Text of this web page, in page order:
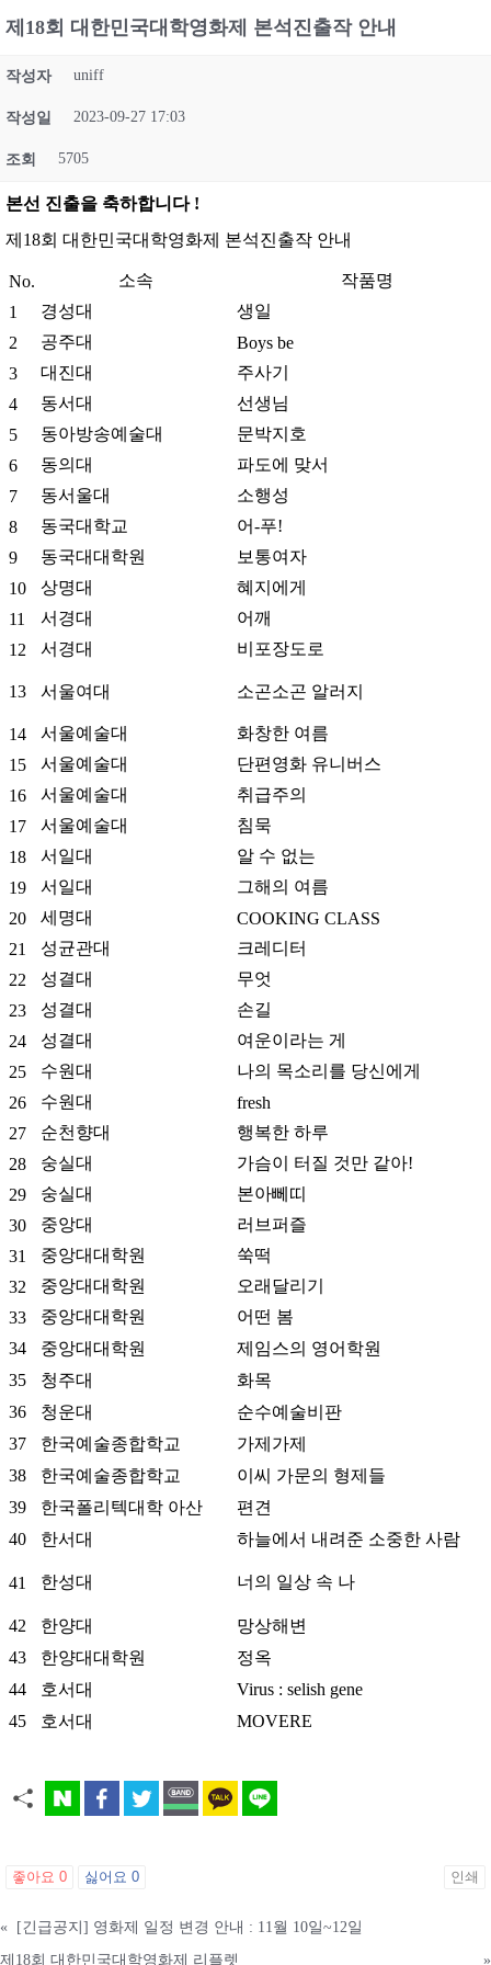
제18회 대한민국대학영화제 본석진출작 안내
작성자 uniff
작성일 2023-09-27 17:03
조회 5705
본선 진출을 축하합니다 !
제18회 대한민국대학영화제 본석진출작 안내
No. 소속
작품명
1
경성대
생일
2
공주대
Boys be
3
대진대
주사기
4
동서대
선생님
5
동아방송예술대
문박지호
6
동의대
파도에 맞서
7
동서울대
소행성
8
동국대학교
어-푸!
9
동국대대학원
보통여자
10
상명대
혜지에게
11
서경대
어깨
12
서경대 비포장도로
13 서울여대 소곤소곤 알러지
14 서울예술대
화창한 여름
15
서울예술대
단편영화 유니버스
16
서울예술대
취급주의
17
서울예술대
침묵
18
서일대
알 수 없는
19
서일대
그해의 여름
20
세명대
COOKING CLASS
21
성균관대
크레디터
22
성결대
무엇
23
성결대
손길
24
성결대
여운이라는 게
25
수원대
나의 목소리를 당신에게
26
수원대
fresh
27
순천향대
행복한 하루
28
숭실대
가슴이 터질 것만 같아!
29
숭실대
본아뻬띠
30
중앙대
러브퍼즐
31
중앙대대학원
쑥떡
32
중앙대대학원
오래달리기
33
중앙대대학원
어떤 봄
34
중앙대대학원
제임스의 영어학원
35
청주대
화목
36
청운대
순수예술비판
37
한국예술종합학교
가제가제
38
한국예술종합학교
이씨 가문의 형제들
39
한국폴리텍대학 아산
편견
40
한서대 하늘에서 내려준 소중한 사람
41 한성대 너의 일상 속 나
42 한양대
망상해변
43
한양대대학원
정옥
44
호서대
Virus : selish gene
45
호서대 MOVERE
좋아요 0 싫어요 0 인쇄
«
[긴급공지] 영화제 일정 변경 안내 : 11월 10일~12일
제18회 대한민국대학영화제 리플렛
»